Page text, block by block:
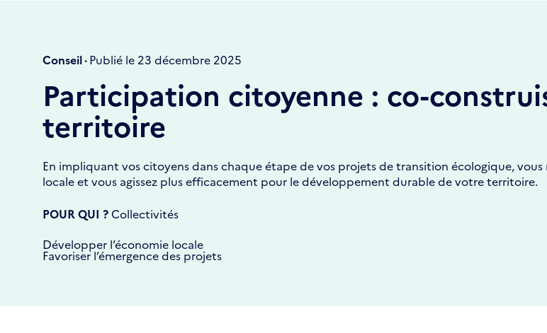
Conseil ·Publié le 23 décembre 2025
Participation citoyenne : co-
territoire
En impliquant vos citoyens dans chaque étape de vos projets de transition écologique,
locale et vous agissez plus efficacement pour le développement durable de votre territoire.
POUR QUI ?Collectivités
Développer l’économie locale
Favoriser l’émergence des projets